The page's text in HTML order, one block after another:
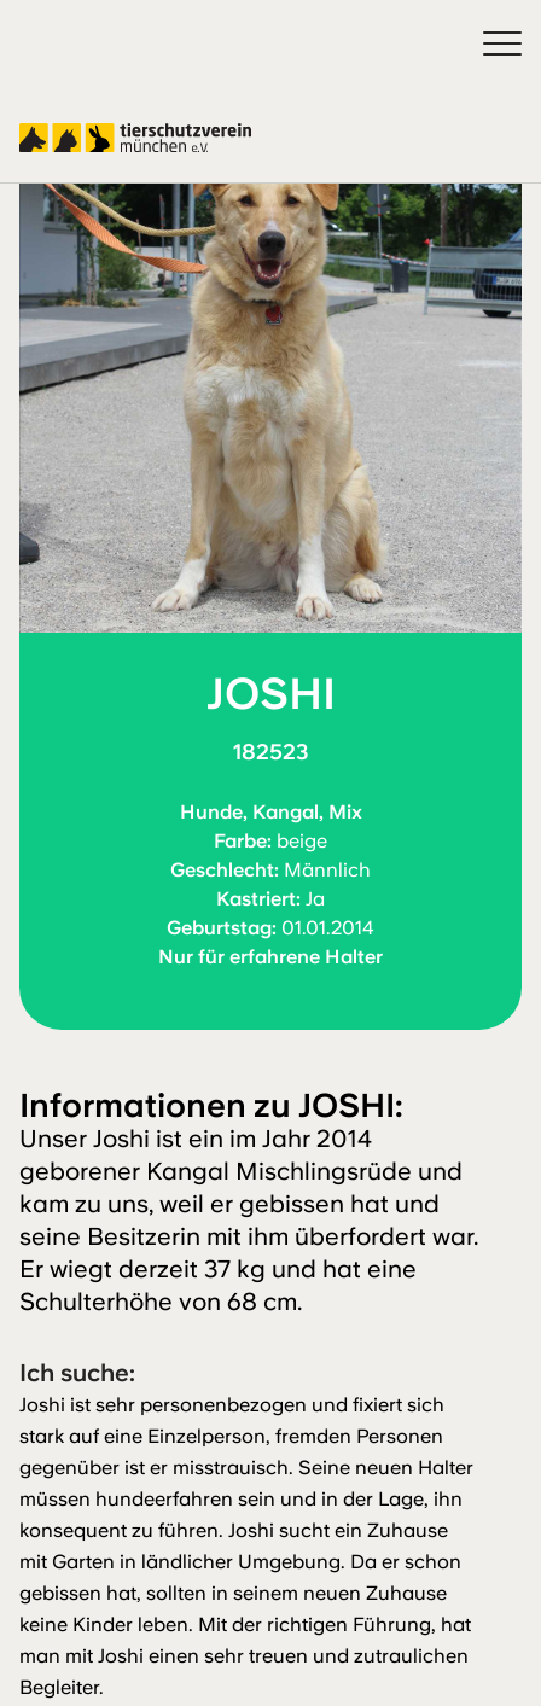
JOSHI
182523
Hunde, Kangal, Mix
Farbe: beige
Geschlecht: Männlich
Kastriert: Ja
Geburtstag: 01.01.2014
Nur für erfahrene Halter
Informationen zu JOSHI:
Unser Joshi ist ein im Jahr 2014
geborener Kangal Mischlingsrüde und
kam zu uns, weil er gebissen hat und
seine Besitzerin mit ihm überfordert war.
Er wiegt derzeit 37 kg und hat eine
Schulterhöhe von 68 cm.
Ich suche:
Joshi ist sehr personenbezogen und fixiert sich
stark auf eine Einzelperson, fremden Personen
gegenüber ist er misstrauisch. Seine neuen Halter
müssen hundeerfahren sein und in der Lage, ihn
konsequent zu führen. Joshi sucht ein Zuhause
mit Garten in ländlicher Umgebung. Da er schon
gebissen hat, sollten in seinem neuen Zuhause
keine Kinder leben. Mit der richtigen Führung, hat
man mit Joshi einen sehr treuen und zutraulichen
Begleiter.